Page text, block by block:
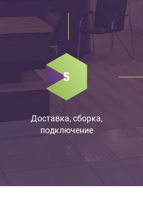
Доставка, сборка,
подключение